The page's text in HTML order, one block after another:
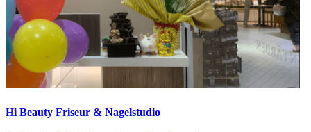
Hi Beauty Friseur & Nagelstudio